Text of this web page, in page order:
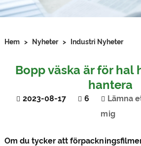
Hem > Nyheter > Industri Nyheter
Bopp väska är för hal
hantera
2023-08-17 6
Lämna
mig
Om du tycker att